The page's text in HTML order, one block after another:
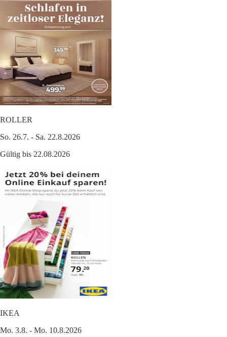
ROLLER
So. 26.7. - Sa. 22.8.2026
Gültig bis 22.08.2026
IKEA
Mo. 3.8. - Mo. 10.8.2026